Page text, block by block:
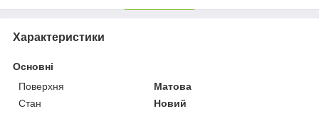
Характеристики
Основні
Поверхня
Матова
Стан
Новий